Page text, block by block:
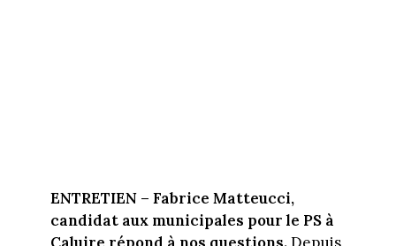
ENTRETIEN – Fabrice Matteucci,
candidat aux municipales pour le PS à